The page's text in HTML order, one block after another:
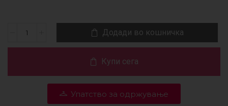
Додади во кошничка
Купи сега
Упатство за одржување